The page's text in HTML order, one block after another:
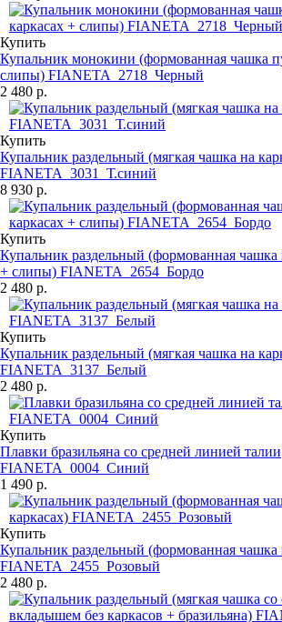
Купить
Купальник монокини (формованная чашка
слипы) FIANETA_2718_Черный
2 480 р.
Купить
Купальник раздельный (мягкая чашка на
FIANETA_3031_Т.синий
8 930 р.
Купить
Купальник раздельный (формованная чашка
+ слипы) FIANETA_2654_Бордо
2 480 р.
Купить
Купальник раздельный (мягкая чашка на
FIANETA_3137_Белый
2 480 р.
Купить
Плавки бразильяна со средней линией талии
FIANETA_0004_Синий
1 490 р.
Купить
Купальник раздельный (формованная чашка
FIANETA_2455_Розовый
2 480 р.